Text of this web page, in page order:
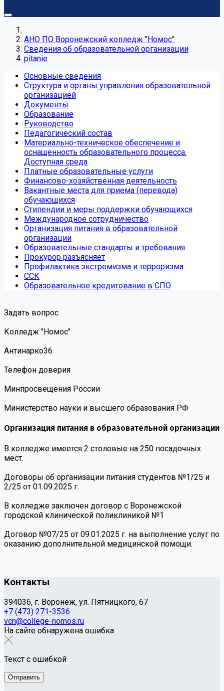
АНО ПО Воронежский колледж "Номос"
Сведения об образовательной организации
pitanie
Основные сведения
Структура и органы управления образовательной
организацией
Документы
Образование
Руководство
Педагогический состав
Материально-техническое обеспечение и
оснащенность образовательного процесса.
Доступная среда
Платные образовательные услуги
Финансово-хозяйственная деятельность
Вакантные места для приема (перевода)
обучающихся
Стипендии и меры поддержки обучающихся
Международное сотрудничество
Организация питания в образовательной
организации
Образовательные стандарты и требования
Прокурор разъясняет
Профилактика экстремизма и терроризма
ССК
Образовательное кредитование в СПО
Задать вопрос
Колледж "Номос"
Антинарко36
Телефон доверия
Минпросвещения России
Министерство науки и высшего образования РФ
Организация питания в образовательной организации
В колледже имеется 2 столовые на 250 посадочных
мест.
Договоры об организации питания студентов №1/25 и
2/25 от 01.09.2025 г.
В колледже заключен договор с Воронежской
городской клинической поликлиникой №1
Договор №07/25 от 09.01.2025 г. на выполнение услуг по
оказанию дополнительной медицинской помощи.
Контакты
394036, г. Воронеж, ул. Пятницкого, 67
+7 (473) 271-3536
vcn@college-nomos.ru
На сайте обнаружена ошибка
Текст с ошибкой